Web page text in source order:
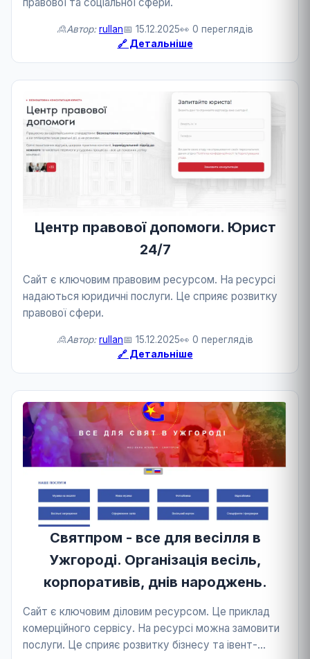
правової та соціальної сфери.
🙎Автор: rullan📅 15.12.2025👀 0 переглядів
🔗 Детальніше
Центр правової допомоги. Юрист
24/7
Сайт є ключовим правовим ресурсом. На ресурсі
надаються юридичні послуги. Це сприяє розвитку
правової сфери.
🙎Автор: rullan📅 15.12.2025👀 0 переглядів
🔗 Детальніше
Святпром - все для весілля в
Ужгороді. Організація весіль,
корпоративів, днів народжень.
Сайт є ключовим діловим ресурсом. Це приклад
комерційного сервісу. На ресурсі можна замовити
послуги. Це сприяє розвитку бізнесу та івент-